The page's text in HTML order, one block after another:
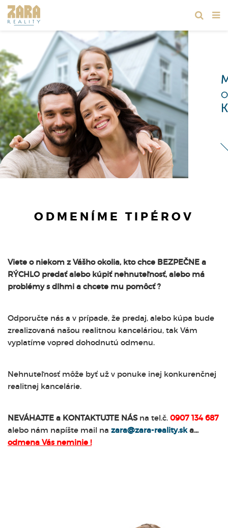
ODMENÍME TIPÉROV
Viete o niekom z Vášho okolia, kto chce BEZPEČNE a
RÝCHLO predať alebo kúpiť nehnuteľnosť, alebo má
problémy s dlhmi a chcete mu pomôcť ?
Odporučte nás a v prípade, že predaj, alebo kúpa bude
zrealizovaná našou realitnou kanceláriou, tak Vám
vyplatíme vopred dohodnutú odmenu.
Nehnuteľnosť môže byť už v ponuke inej konkurenčnej
realitnej kancelárie.
NEVÁHAJTE a KONTAKTUJTE NÁS na tel.č. 0907 134 687
alebo nám napíšte mail na zara@zara-reality.ska...
odmena Vás neminie !